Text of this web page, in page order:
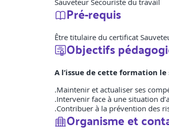
Sauveteur Secouriste du travail
Pré-requis
Être titulaire du certificat
Objectifs
A l’issue de cette formation
.Maintenir et actualiser ses
.Intervenir face à une situation
.Contribuer à la prévention des
Organisme et